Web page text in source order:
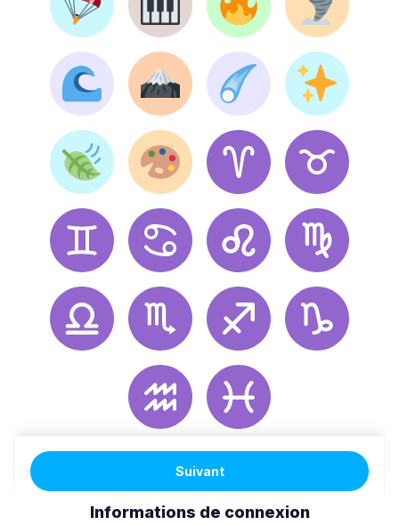
Suivant
Informations de connexion